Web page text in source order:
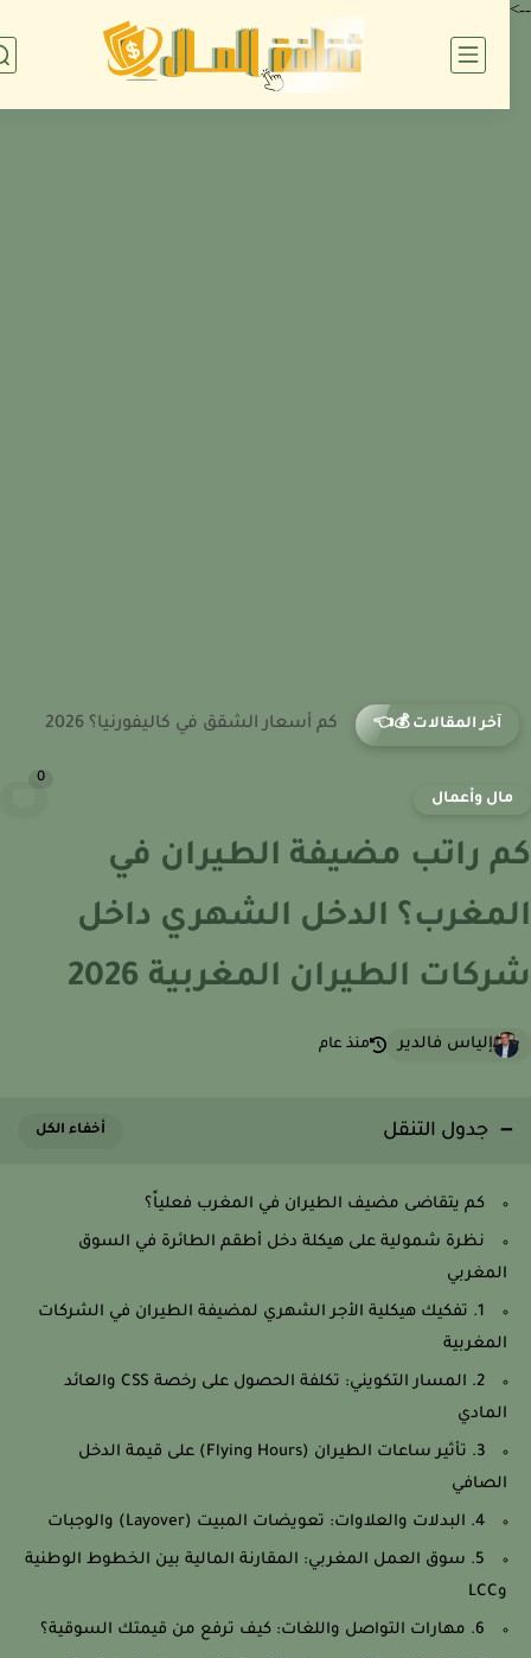
آخر المقالات 💰👈 كم أسعار الشقق في كولورادو؟ 2026
وأعمال
راتب مضيفة الطيران في
الدخل الشهري داخل
الطيران المغربية 2026
إلياس فالدير منذ عام
جدول التنقل
كم يتقاضى مضيف الطيران في المغرب فعلياً؟
نظرة شمولية على هيكلة دخل أطقم الطائرة في السوق
المغربي
1. تفكيك هيكلية الأجر الشهري لمضيفة الطيران في الشركات
المغربية
2. المسار التكويني: تكلفة الحصول على رخصة CSS والعائد
المادي
3. تأثير ساعات الطيران (Flying Hours) على قيمة الدخل
الصافي
4. البدلات والعلاوات: تعويضات المبيت (Layover) والوجبات
5. سوق العمل المغربي: المقارنة المالية بين الخطوط الوطنية
6. مهارات التواصل واللغات: كيف ترفع من قيمتك السوقية؟